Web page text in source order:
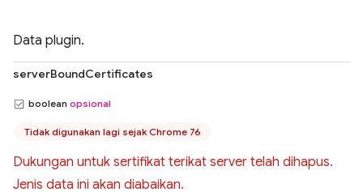
Data plugin.
serverBoundCertificates
boolean opsional
Tidak digunakan lagi sejak Chrome 76
Dukungan untuk sertifikat terikat server telah dihapus.
Jenis data ini akan diabaikan.